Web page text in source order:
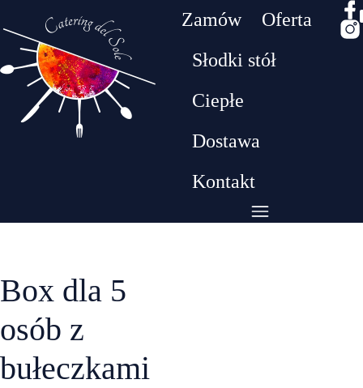
Zamów
Oferta
Słodki stół
Ciepłe
Dostawa
Kontakt
Drodzy klienci! W dniach 26.07 - 09.08 będziemy
przebywać na urlopie. W tym czasie nie
zamówień​
Box dla 5
osób z
bułeczkami